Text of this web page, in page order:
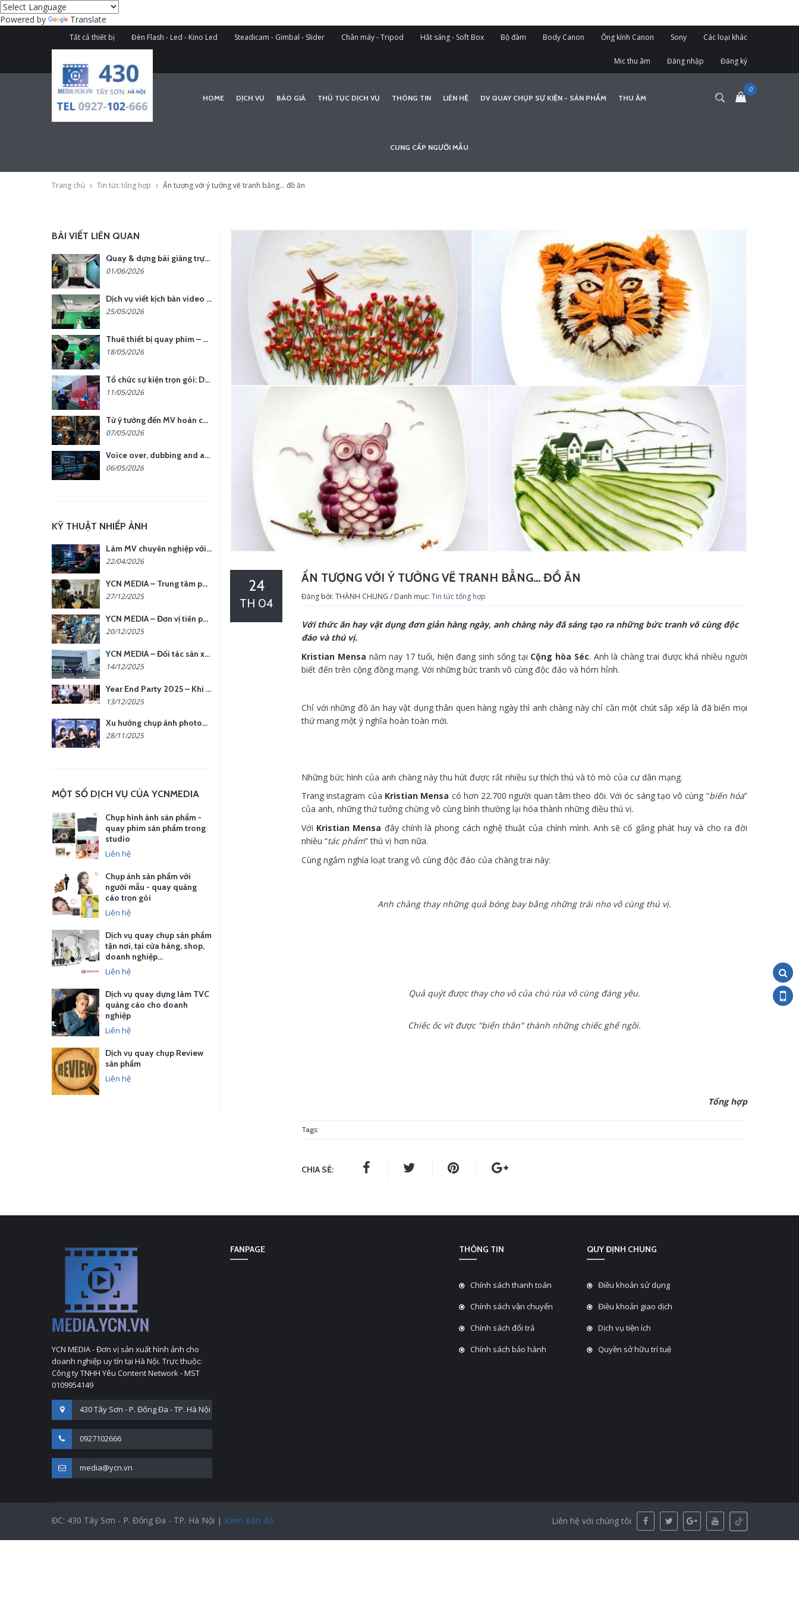
Powered by Translate
Tất cả thiết bị Đèn Flash - Led - Kino Led Steadicam - Gimbal - Slider Chân máy - Tripod Hắt sáng - Soft Box Bộ đàm Body Canon Ống kính Canon Sony Các loại khác
Mic thu âm Đăng nhập Đăng ký
HOME DỊCH VỤ BÁO GIÁ THỦ TỤC DỊCH VỤ THÔNG TIN LIÊN HỆ DV QUAY CHỤP SỰ KIỆN - SẢN PHẨM THU ÂM
CUNG CẤP NGƯỜI MẪU
Trang chủ Tin tức tổng hợp Ấn tượng với ý tưởng vẽ tranh bằng... đồ ăn
ẤN TƯỢNG VỚI Ý TƯỞNG VẼ TRANH BẰNG... ĐỒ ĂN
24
TH 04 Đăng bởi: THÀNH CHUNG / Danh mục: Tin tức tổng hợp
Với thức ăn hay vật dụng đơn giản hàng ngày, anh chàng này đã sáng tạo ra những bức tranh vô cùng độc
đáo và thú vị.
Kristian Mensa năm nay 17 tuổi, hiện đang sinh sống tại Cộng hòa Séc. Anh là chàng trai được khá nhiều người
biết đến trên cộng đồng mạng. Với những bức tranh vô cùng độc đáo và hóm hỉnh.
Chỉ với những đồ ăn hay vật dụng thân quen hàng ngày thì anh chàng này chỉ cần một chút sắp xếp là đã biến mọi
thứ mang một ý nghĩa hoàn toàn mới.
Những bức hình của anh chàng này thu hút được rất nhiều sự thích thú và tò mò của cư dân mạng.
Trang instagram của Kristian Mensa có hơn 22.700 người quan tâm theo dõi. Với óc sáng tạo vô cùng “biến hóa”
của anh, những thứ tưởng chừng vô cùng bình thường lại hóa thành những điều thú vị.
Với Kristian Mensa đây chính là phong cách nghệ thuật của chính mình. Anh sẽ cố gắng phát huy và cho ra đời
nhiều “tác phẩm” thú vị hơn nữa.
Cùng ngắm nghía loạt trang vô cùng độc đáo của chàng trai này:
Anh chàng thay những quả bóng bay bằng những trái nho vô cùng thú vị.
Quả quýt được thay cho vỏ của chú rùa vô cùng đáng yêu.
Chiếc ốc vít được "biến thân" thành những chiếc ghế ngồi.
Tổng hợp
Tags:
CHIA SẺ:
BÀI VIẾT LIÊN QUAN
Quay & dựng bài giảng trực tuyến – Xu hướng đào tạo thời đại số
01/06/2026
Dịch vụ viết kịch bản video – Bước quan trọng quyết định thành công nội dung
25/05/2026
Thuê thiết bị quay phim – chụp ảnh: Giải pháp tối ưu chi phí cho doanh nghiệp
18/05/2026
Tổ chức sự kiện trọn gói: Doanh nghiệp được gì khi chọn đơn vị chuyên nghiệp?
11/05/2026
Từ ý tưởng đến MV hoàn chỉnh: giải pháp trọn gói tại YCN Media
07/05/2026
Voice over, dubbing and audio production services in Vietnam for global content
06/05/2026
KỸ THUẬT NHIẾP ẢNH
Làm MV chuyên nghiệp với chi phí tối ưu: nên chọn quay thực tế hay video AI?
22/04/2026
YCN MEDIA – Trung tâm phụ kiện quay chụp tại Hà Nội
27/12/2025
YCN MEDIA – Đơn vị tiên phong sản xuất hình ảnh & âm thanh bằng AI tại Hà Nội
20/12/2025
YCN MEDIA – Đối tác sản xuất hình ảnh chuyên nghiệp cho doanh nghiệp tại Hà Nội
14/12/2025
Year End Party 2025 – Khi Khoảnh Khắc Trở Thành Dấu Ấn | Gói Ưu Đãi Tháng 12 Từ YCN Media
13/12/2025
Xu hướng chụp ảnh photobooth tại các sự kiện hiện nay
28/11/2025
MỘT SỐ DỊCH VỤ CỦA YCNMEDIA
Chụp hình ảnh sản phẩm -
quay phim sản phẩm trong
studio
Liên hệ
Chụp ảnh sản phẩm với
người mẫu - quay quảng
cáo trọn gói
Liên hệ
Dịch vụ quay chụp sản phẩm
tận nơi, tại cửa hàng, shop,
doanh nghiệp…
Liên hệ
Dịch vụ quay dựng làm TVC
quảng cáo cho doanh
nghiệp
Liên hệ
Dịch vụ quay chụp Review
sản phẩm
Liên hệ
YCN MEDIA - Đơn vị sản xuất hình ảnh cho
doanh nghiệp uy tín tại Hà Nội. Trực thuộc:
Công ty TNHH Yêu Content Network - MST
0109954149
430 Tây Sơn - P. Đống Đa - TP. Hà Nội
0927102666
media@ycn.vn
FANPAGE THÔNG TIN
Chính sách thanh toán
Chính sách vận chuyển
Chính sách đổi trả
Chính sách bảo hành
QUY ĐỊNH CHUNG
Điều khoản sử dụng
Điều khoản giao dịch
Dịch vụ tiện ích
Quyền sở hữu trí tuệ
ĐC: 430 Tây Sơn - P. Đống Đa - TP. Hà Nội | Xem Bản đồ Liên hệ với chúng tôi